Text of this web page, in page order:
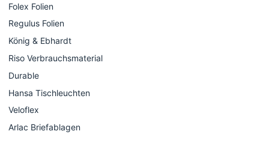
Folex Folien
Regulus Folien
König & Ebhardt
Riso Verbrauchsmaterial
Durable
Hansa Tischleuchten
Veloflex
Arlac Briefablagen